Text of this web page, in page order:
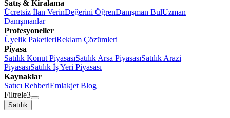
Satış & Kiralama
Ücretsiz İlan VerinDeğerini ÖğrenDanışman BulUzman
Danışmanlar
Profesyoneller
Üyelik PaketleriReklam Çözümleri
Piyasa
Satılık Konut PiyasasıSatılık Arsa PiyasasıSatılık Arazi
PiyasasıSatılık İş Yeri Piyasası
Kaynaklar
Satıcı RehberiEmlakjet Blog
Filtrele3
Satılık